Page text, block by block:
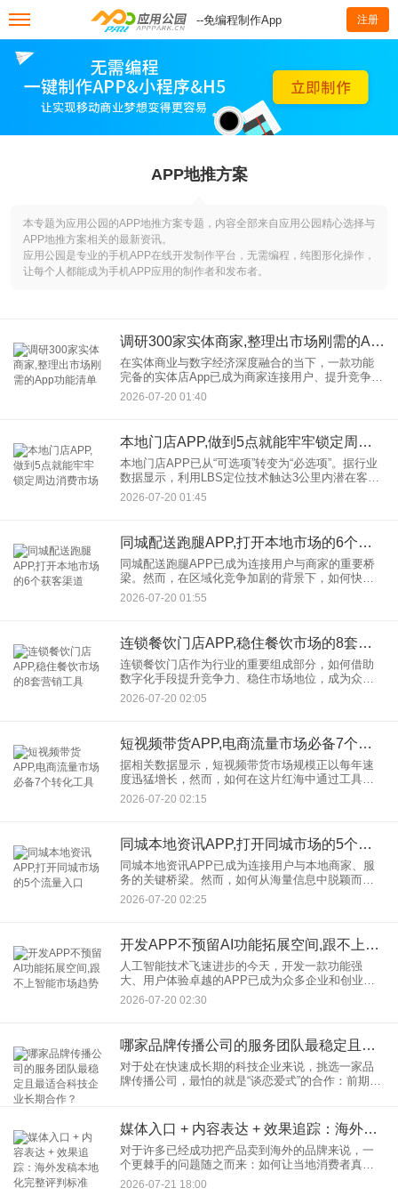
--免编程制作App 注册
APP地推方案
本专题为应用公园的APP地推方案专题，内容全部来自应用公园精心选择与
APP地推方案相关的最新资讯。
应用公园是专业的手机APP在线开发制作平台，无需编程，纯图形化操作，
让每个人都能成为手机APP应用的制作者和发布者。
调研300家实体商家,整理出市场刚需的App功能清单
在实体商业与数字经济深度融合的当下，一款功能
完备的实体店App已成为商家连接用户、提升竞争力
的关键工具。为精准匹配商家需求与用户期待，避
免功能冗余或缺失，我们对300家不同业态实体商家
2026-07-20 01:40
本地门店APP,做到5点就能牢牢锁定周边消费市场
本地门店APP已从“可选项”转变为“必选项”。据行业
数据显示，利用LBS定位技术触达3公里内潜在客
户，其转化率是传统广告的3倍，而构建私域流量的
门店会员消费占比可达65%。如何通过本地门店
2026-07-20 01:45
同城配送跑腿APP,打开本地市场的6个获客渠道
同城配送跑腿APP已成为连接用户与商家的重要桥
梁。然而，在区域化竞争加剧的背景下，如何快速
获取本地用户、建立品牌认知度，成为企业破局的
关键。以下6个经过验证的APP获客渠道，可帮助企
2026-07-20 01:55
连锁餐饮门店APP,稳住餐饮市场的8套营销工具
连锁餐饮门店作为行业的重要组成部分，如何借助
数字化手段提升竞争力、稳住市场地位，成为众多
企业关注的焦点。其中，连锁餐饮门店APP作为连
接消费者与品牌的关键桥梁，其营销工具的应用至
2026-07-20 02:05
短视频带货APP,电商流量市场必备7个转化工具
据相关数据显示，短视频带货市场规模正以每年速
度迅猛增长，然而，如何在这片红海中通过工具提
升转化率，成为商家们亟待解决的核心痛点。本文
深度解析短视频带货APP必备的7个转化工具，涵盖
2026-07-20 02:15
同城本地资讯APP,打开同城市场的5个流量入口
同城本地资讯APP已成为连接用户与本地商家、服
务的关键桥梁。然而，如何从海量信息中脱颖而
出，精准触达本地用户？本文将揭秘5大核心流量入
口，助你快速打开同城市场。短视频平台为同城本
2026-07-20 02:25
开发APP不预留AI功能拓展空间,跟不上智能市场趋势
人工智能技术飞速进步的今天，开发一款功能强
大、用户体验卓越的APP已成为众多企业和创业者
的首选。然而，一个不容忽视的趋势是，开发APP
时若不预留AI功能拓展空间，将难以跟上智能市场
2026-07-20 02:30
哪家品牌传播公司的服务团队最稳定且最适合科技企业长期合作？
对于处在快速成长期的科技企业来说，挑选一家品
牌传播公司，最怕的就是“谈恋爱式”的合作：前期甜
稳定，每一次沟通都要
媒体入口 + 内容表达 + 效果追踪：海外发稿本地化完整评判标准
对于许多已经成功把产品卖到海外的品牌来说，一
个更棘手的问题随之而来：如何让当地消费者真
正“认识”并“信任”你？答案往往藏在本地主流媒体的
报道里。但实际操作中，很多市场负责人发现，辛
2026-07-21 18:00